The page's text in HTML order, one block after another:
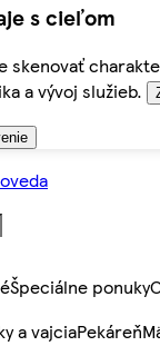
s cieľom
skenovať
a vývoj služieb.
Špeciálne ponuky
a vajciaPekáreň